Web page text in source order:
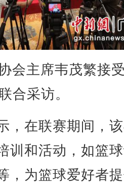
会主席韦茂繁接
合采访。
在联赛期间，
训和活动，如篮
，为篮球爱好者